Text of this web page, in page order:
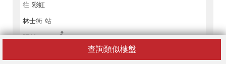
查詢類似樓盤
往 彩虹
林士街 站
距離 70m